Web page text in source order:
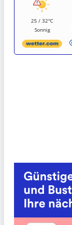
25 / 32°C
Sonnig